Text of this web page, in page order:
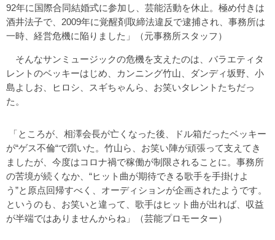
92年に国際合同結婚式に参加し、芸能活動を休止。極め付きは
酒井法子で、2009年に覚醒剤取締法違反で逮捕され、事務所は
一時、経営危機に陥りました」（元事務所スタッフ）
そんなサンミュージックの危機を支えたのは、バラエティタ
レントのベッキーはじめ、カンニング竹山、ダンディ坂野、小
島よしお、ヒロシ、スギちゃんら、お笑いタレントたちだっ
た。
「ところが、相澤会長が亡くなった後、ドル箱だったベッキー
が“ゲス不倫“で躓いた。竹山ら、お笑い陣が頑張って支えてき
ましたが、今度はコロナ禍で稼働が制限されることに。事務所
の苦境が続くなか、“ヒット曲が期待できる歌手を手掛けよ
う”と原点回帰すべく、オーディションが企画されたようです。
というのも、お笑いと違って、歌手はヒット曲が出れば、収益
が半端ではありませんからね」（芸能プロモーター）